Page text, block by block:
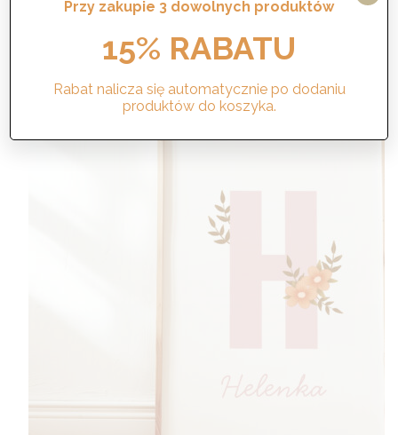
64,00 zł
Przy zakupie 3 dowolnych produktów
15% RABATU
Rabat nalicza się automatycznie po dodaniu
produktów do koszyka.